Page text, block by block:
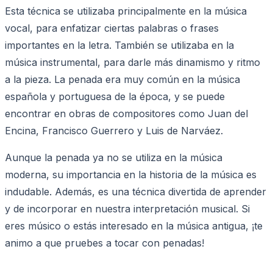
Esta técnica se utilizaba principalmente en la música
vocal, para enfatizar ciertas palabras o frases
importantes en la letra. También se utilizaba en la
música instrumental, para darle más dinamismo y ritmo
a la pieza. La penada era muy común en la música
española y portuguesa de la época, y se puede
encontrar en obras de compositores como Juan del
Encina, Francisco Guerrero y Luis de Narváez.
Aunque la penada ya no se utiliza en la música
moderna, su importancia en la historia de la música es
indudable. Además, es una técnica divertida de aprender
y de incorporar en nuestra interpretación musical. Si
eres músico o estás interesado en la música antigua, ¡te
animo a que pruebes a tocar con penadas!